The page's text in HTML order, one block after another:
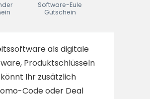
Software-Eule
Gutschein
als digitale
Produktschlüsseln
Ihr zusätzlich
Code oder Deal